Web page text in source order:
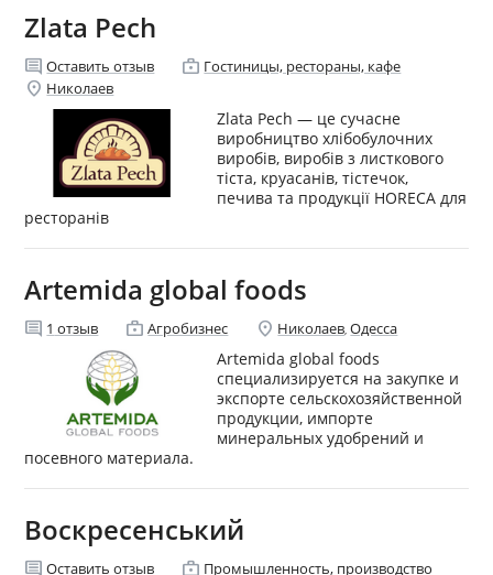
Zlata Pech
comment Оставить отзыв enterprise Гостиницы, рестораны, кафе
location_on Николаев
Zlata Pech — це сучасне
виробництво хлібобулочних
виробів, виробів з листкового
тіста, круасанів, тістечок,
печива та продукції HORECA для
ресторанів
Artemida global foods
comment 1 отзыв enterprise Агробизнес location_on Николаев,Одесса
Artemida global foods
специализируется на закупке и
экспорте сельскохозяйственной
продукции, импорте
минеральных удобрений и
посевного материала.
Воскресенський
comment Оставить отзыв enterprise Промышленность, производство